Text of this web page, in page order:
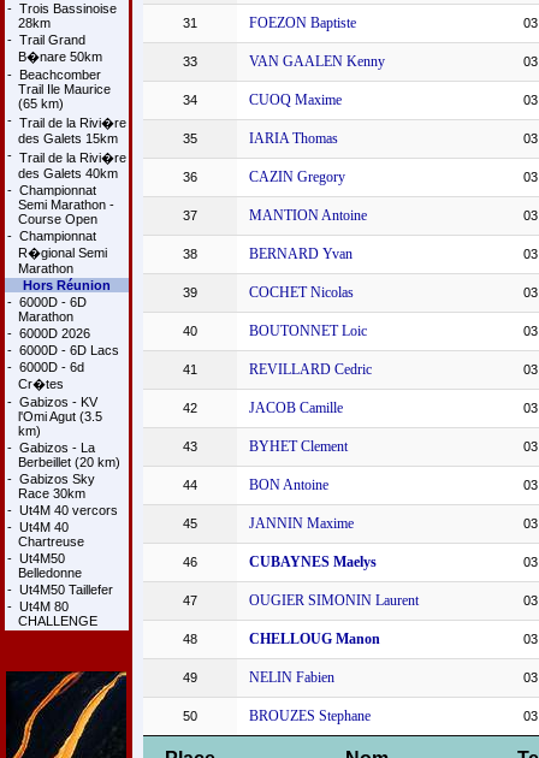
- Trois Bassinoise
28km
- Trail Grand
B�nare 50km
- Beachcomber
Trail Ile Maurice
(65 km)
- Trail de la Rivi�re
des Galets 15km
- Trail de la Rivi�re
des Galets 40km
- Championnat
Semi Marathon -
Course Open
- Championnat
R�gional Semi
Marathon
Hors Réunion
- 6000D - 6D
Marathon
- 6000D 2026
- 6000D - 6D Lacs
- 6000D - 6d
Cr�tes
- Gabizos - KV
l'Omi Agut (3.5
km)
- Gabizos - La
Berbeillet (20 km)
- Gabizos Sky
Race 30km
- Ut4M 40 vercors
- Ut4M 40
Chartreuse
- Ut4M50
Belledonne
- Ut4M50 Taillefer
- Ut4M 80
CHALLENGE
31 FOEZON Baptiste
33 VAN GAALEN Kenny
34 CUOQ Maxime
35 IARIA Thomas
36 CAZIN Gregory
37 MANTION Antoine
38 BERNARD Yvan
39 COCHET Nicolas
40 BOUTONNET Loic
41 REVILLARD Cedric
42 JACOB Camille
43 BYHET Clement
44 BON Antoine
45 JANNIN Maxime
46 CUBAYNES Maelys
47 OUGIER SIMONIN Laurent
48 CHELLOUG Manon
49 NELIN Fabien
50 BROUZES Stephane